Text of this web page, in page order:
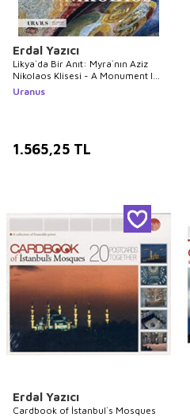
Erdal Yazıcı
Likya`da Bir Anıt: Myra`nın Aziz
Nikolaos Klisesi - A Monument In
Lycia: The Church Of Saint
Uranus
1.565,25 TL
Erdal Yazıcı
Cardbook of İstanbul`s Mosques